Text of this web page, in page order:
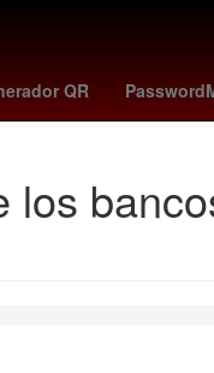
QR
moreirense - braga
los